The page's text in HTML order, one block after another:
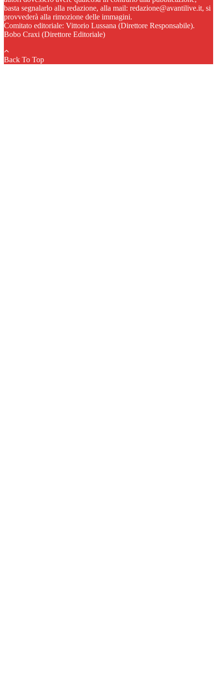
basta segnalarlo alla redazione, alla mail: redazione@avantilive.it, si
provvederà alla rimozione delle immagini.
Comitato editoriale: Vittorio Lussana (Direttore Responsabile).
Bobo Craxi (Direttore Editoriale)
Back To Top